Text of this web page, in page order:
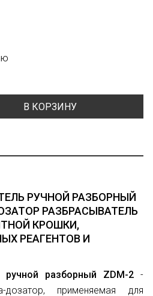
В КОРЗИНУ
РУЧНОЙ РАЗБОРНЫЙ
РАЗБРАСЫВАТЕЛЬ
КРОШКИ,
РЕАГЕНТОВ И
ручной разборный ZDM-2 -
дозатор, применяемая для